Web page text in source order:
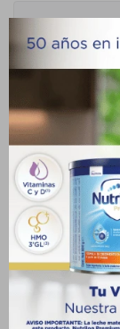
Antialérgico y
para el
Actúa como
inflamación, el
indicado en
reacciones
asmática, rinitis
colagenopatías y
5 ml cada 8 horas
supervisión
sequedad bucal,